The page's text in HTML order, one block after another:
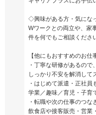
◇興味がある方・気にな
Wワークとの両立や、家
件を何でもご相談くださ
【他にもおすすめのお仕
・丁寧な研修があるの
しっかり不安を解消して
・はじめて派遣・正社
学業／趣味／育児・子育
・転職や次の仕事のつ
飲食店や接客販売・営業